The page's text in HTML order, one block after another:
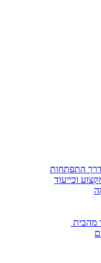
התפתחות
וכייעוד
מהבית